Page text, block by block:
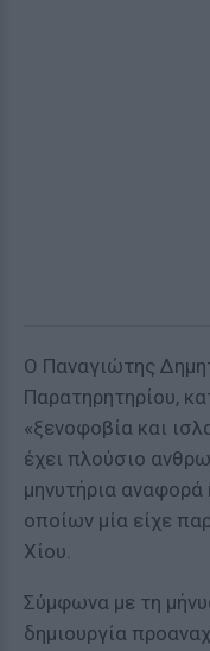
Ο Παναγιώτης
Παρατηρητηρίου,
«ξενοφοβία και
έχει πλούσιο
μηνυτήρια
οποίων μία είχε
Χίου.
Σύμφωνα με τη
δημιουργία